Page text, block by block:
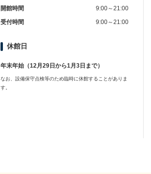
開館時間
9:00～21:00
受付時間
9:00～21:00
休館日
年末年始（12月29日から1月3日まで）
なお、設備保守点検等のため臨時に休館することがありま
す。